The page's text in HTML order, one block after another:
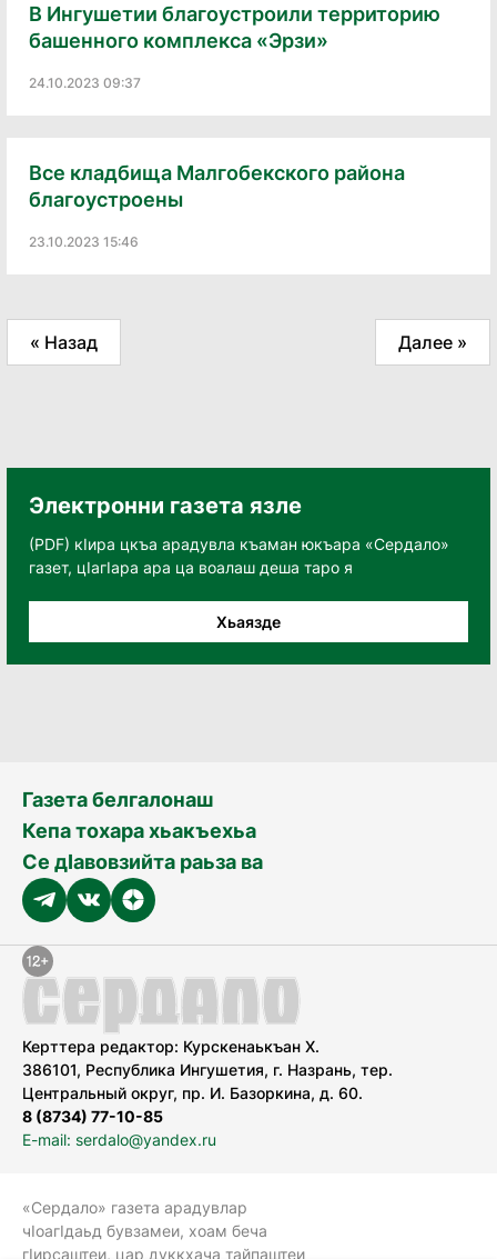
В Ингушетии благоустроили территорию
башенного комплекса «Эрзи»
24.10.2023 09:37
Все кладбища Малгобекского района
благоустроены
23.10.2023 15:46
« Назад Далее »
Электронни газета язле
(PDF) кӀира цкъа арадувла къаман юкъара «Сердало»
газет, цӀагӀара ара ца воалаш деша таро я
Хьаязде
Газета белгалонаш
Кепа тохара хьакъехьа
Се дӀавовзийта раьза ва
Керттера редактор: Курскенаькъан Х.
386101, Республика Ингушетия, г. Назрань, тер.
Центральный округ, пр. И. Базоркина, д. 60.
8 (8734) 77-10-85
E-mail: serdalo@yandex.ru
«Сердало» газета арадувлар
чIоагIдаьд бувзамеи, хоам беча
гIирсаштеи, цар дуккхача тайпаштеи